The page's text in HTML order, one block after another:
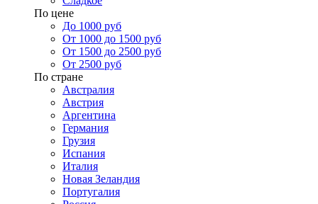
По цене
До 1000 руб
От 1000 до 1500 руб
От 1500 до 2500 руб
От 2500 руб
По стране
Австралия
Австрия
Аргентина
Германия
Грузия
Испания
Италия
Новая Зеландия
Португалия